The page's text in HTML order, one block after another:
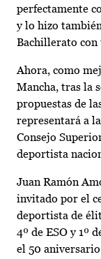
perfectamente
y lo hizo
Bachillerato con
Ahora, como
Mancha, tras la
propuestas de
representará a
Consejo
deportista
Juan Ramón
invitado por el
deportista de
4º de ESO y 1º
el 50